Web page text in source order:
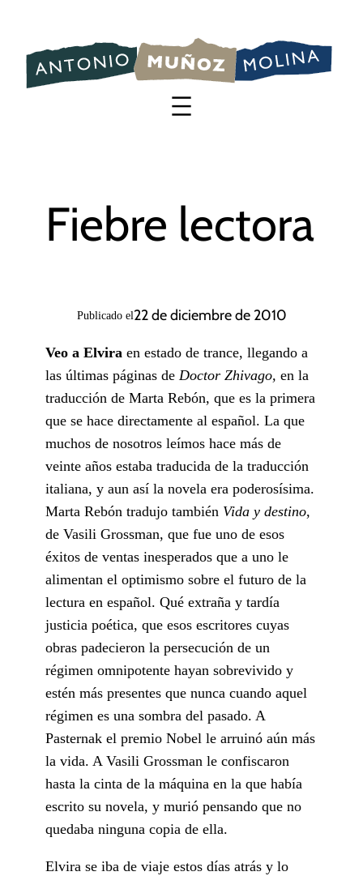
contenido
Fiebre lectora
Publicado el22 de diciembre de 2010
Veo a Elvira en estado de trance, llegando a
las últimas páginas de Doctor Zhivago, en la
traducción de Marta Rebón, que es la primera
que se hace directamente al español. La que
muchos de nosotros leímos hace más de
veinte años estaba traducida de la traducción
italiana, y aun así la novela era poderosísima.
Marta Rebón tradujo también Vida y destino,
de Vasili Grossman, que fue uno de esos
éxitos de ventas inesperados que a uno le
alimentan el optimismo sobre el futuro de la
lectura en español. Qué extraña y tardía
justicia poética, que esos escritores cuyas
obras padecieron la persecución de un
régimen omnipotente hayan sobrevivido y
estén más presentes que nunca cuando aquel
régimen es una sombra del pasado. A
Pasternak el premio Nobel le arruinó aún más
la vida. A Vasili Grossman le confiscaron
hasta la cinta de la máquina en la que había
escrito su novela, y murió pensando que no
quedaba ninguna copia de ella.
Elvira se iba de viaje estos días atrás y lo